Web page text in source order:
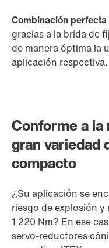
Conforme a la
gran variedad
compacto
¿Su aplicación se
riesgo de explosión y
1 220 Nm? En ese
servo-reductores
Combinación perfecta
gracias a la brida de
de manera óptima la
aplicación respectiva.